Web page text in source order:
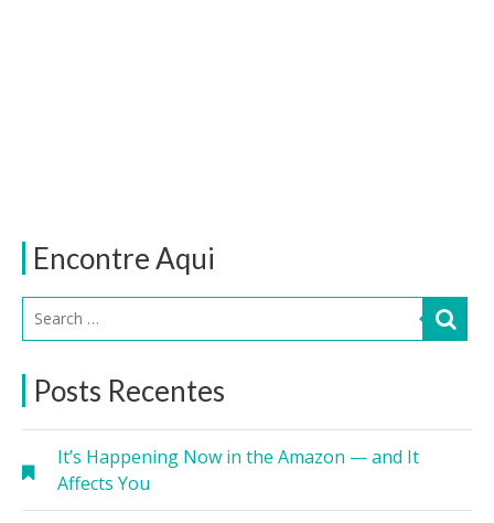
Encontre Aqui
Posts Recentes
It’s Happening Now in the Amazon — and It
Affects You